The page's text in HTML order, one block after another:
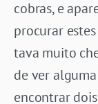
cobras, e
procurar
tava muito
de ver
encontrar